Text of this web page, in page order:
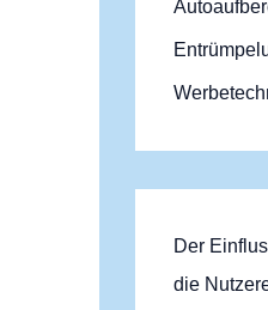
n
a
c
Der
die